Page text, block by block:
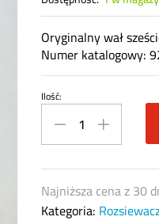
Oryginalny wał
Numer katalogowy:
Wał
sześciokątny
AMAZONE
Ilość:
Najniższa cena z 30
Kategoria: